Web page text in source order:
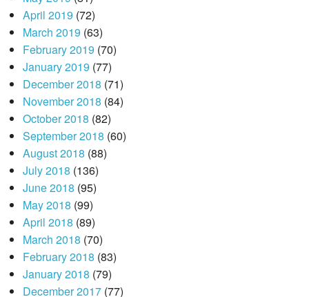
April 2019 (72)
March 2019 (63)
February 2019 (70)
January 2019 (77)
December 2018 (71)
November 2018 (84)
October 2018 (82)
September 2018 (60)
August 2018 (88)
July 2018 (136)
June 2018 (95)
May 2018 (99)
April 2018 (89)
March 2018 (70)
February 2018 (83)
January 2018 (79)
December 2017(77)